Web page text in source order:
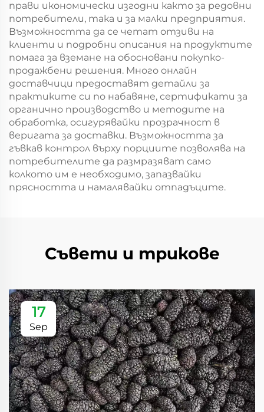
прави икономически изгодни както за редовни
потребители, така и за малки предприятия.
Възможността да се четат отзиви на
клиенти и подробни описания на продуктите
помага за вземане на обосновани покупко-
продажбени решения. Много онлайн
доставчици предоставят детайли за
практиките си по набавяне, сертификати за
органично производство и методите на
обработка, осигурявайки прозрачност в
веригата за доставки. Възможността за
гъвкав контрол върху порциите позволява на
потребителите да размразяват само
колкото им е необходимо, запазвайки
прясността и намалявайки отпадъците.
Съвети и трикове
17
Sep